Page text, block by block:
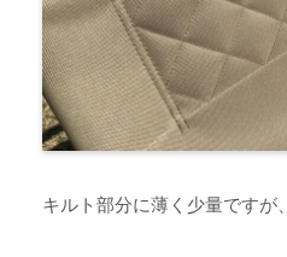
キルト部分に薄く少量ですが、